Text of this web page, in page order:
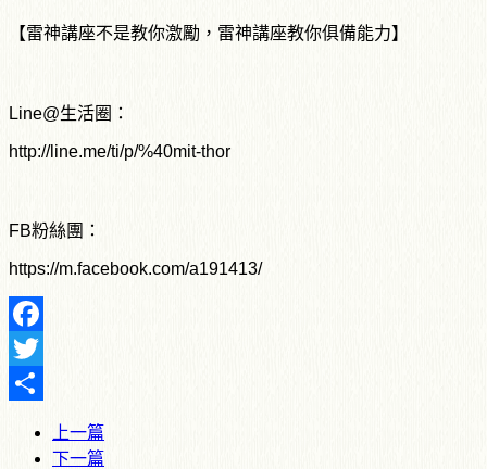
【雷神講座不是教你激勵，雷神講座教你俱備能力】
Line@生活圈：
http://line.me/ti/p/%40mit-thor
FB粉絲團：
https://m.facebook.com/a191413/
Facebook
Twitter
上一篇
下一篇